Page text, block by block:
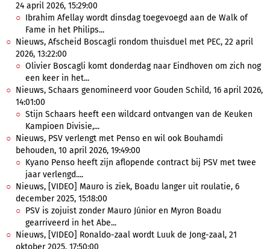
24 april 2026, 15:29:00
Ibrahim Afellay wordt dinsdag toegevoegd aan de Walk of
Fame in het Philips...
Nieuws, Afscheid Boscagli rondom thuisduel met PEC, 22 april
2026, 13:22:00
Olivier Boscagli komt donderdag naar Eindhoven om zich nog
een keer in het...
Nieuws, Schaars genomineerd voor Gouden Schild, 16 april 2026,
14:01:00
Stijn Schaars heeft een wildcard ontvangen van de Keuken
Kampioen Divisie,...
Nieuws, PSV verlengt met Penso en wil ook Bouhamdi
behouden, 10 april 2026, 19:49:00
Kyano Penso heeft zijn aflopende contract bij PSV met twee
jaar verlengd....
Nieuws, [VIDEO] Mauro is ziek, Boadu langer uit roulatie, 6
december 2025, 15:18:00
PSV is zojuist zonder Mauro Júnior en Myron Boadu
gearriveerd in het Abe...
Nieuws, [VIDEO] Ronaldo-zaal wordt Luuk de Jong-zaal, 21
oktober 2025, 17:50:00